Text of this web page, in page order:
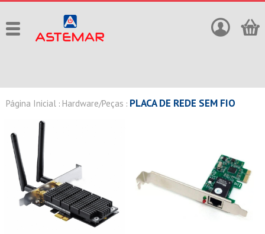
Página Inicial : Hardware/Peças : PLACA DE REDE SEM FIO